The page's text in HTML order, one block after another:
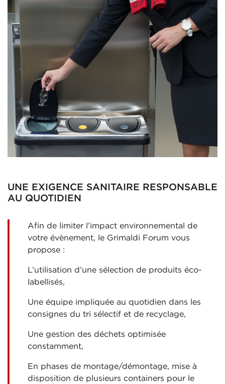
UNE EXIGENCE SANITAIRE RESPONSABLE
AU QUOTIDIEN
Afin de limiter l’impact environnemental de
votre évènement, le Grimaldi Forum vous
propose :
L’utilisation d’une sélection de produits éco-
labellisés,
Une équipe impliquée au quotidien dans les
consignes du tri sélectif et de recyclage,
Une gestion des déchets optimisée
constamment,
En phases de montage/démontage, mise à
disposition de plusieurs containers pour le